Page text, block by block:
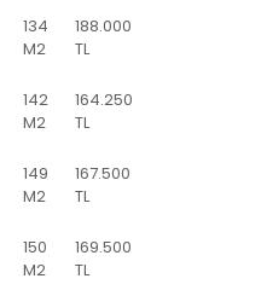
134
M2
188.000
TL
142
M2
164.250
TL
149
M2
167.500
TL
150
M2
169.500
TL